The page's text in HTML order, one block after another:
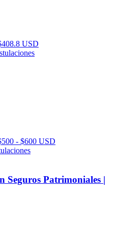
USD
- $600 USD
Seguros Patrimoniales |